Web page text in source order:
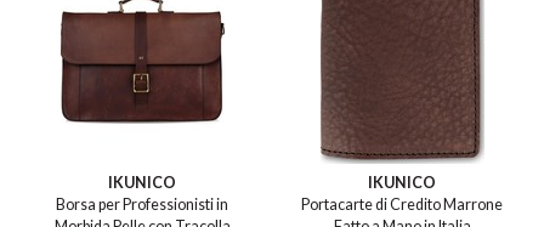
IKUNICO
Borsa per Professionisti in
IKUNICO
Portacarte di Credito Marrone